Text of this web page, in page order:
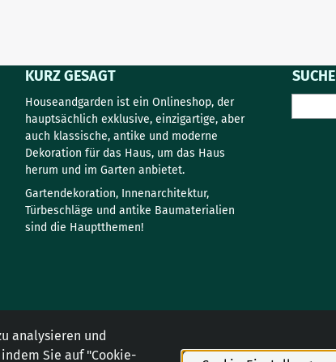
KURZ GESAGT
Houseandgarden ist ein Onlineshop, der
hauptsächlich exklusive, einzigartige, aber
auch klassische, antike und moderne
Dekoration für das Haus, um das Haus
herum und im Garten anbietet.
Gartendekoration, Innenarchitektur,
Türbeschläge und antike Baumaterialien
sind die Hauptthemen!
SUCHE
analysieren und
Sie auf "Cookie-